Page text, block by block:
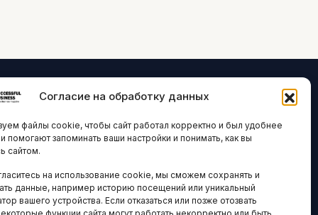
Согласие на обработку данных
файлы cookie, чтобы сайт работал корректно и был удобнее
помогают запоминать ваши настройки и понимать, как вы
сайтом.
на использование cookie, мы сможем сохранять и
данные, например историю посещений или уникальный
вашего устройства. Если отказаться или позже отозвать
И ARTICLES IN
ENGLISH
НАВИГАЦИЯ
Архив материалов